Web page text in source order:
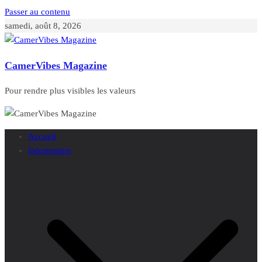
Passer au contenu
samedi, août 8, 2026
CamerVibes Magazine
Pour rendre plus visibles les valeurs
Accueil
Information